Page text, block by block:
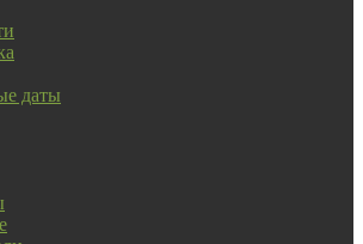
даты